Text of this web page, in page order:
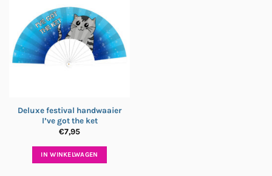
Deluxe festival handwaaier
I’ve got the ket
€7,95
IN WINKELWAGEN